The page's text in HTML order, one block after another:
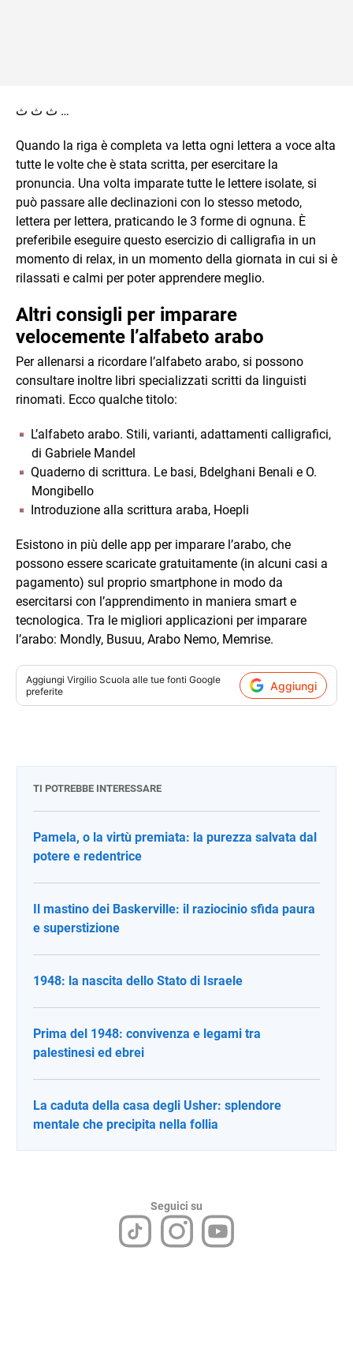
ث ث ث …
Quando la riga è completa va letta ogni lettera a voce alta
tutte le volte che è stata scritta, per esercitare la
pronuncia. Una volta imparate tutte le lettere isolate, si
può passare alle declinazioni con lo stesso metodo,
lettera per lettera, praticando le 3 forme di ognuna. È
preferibile eseguire questo esercizio di calligrafia in un
momento di relax, in un momento della giornata in cui si è
rilassati e calmi per poter apprendere meglio.
Altri consigli per imparare
velocemente l’alfabeto arabo
Per allenarsi a ricordare l’alfabeto arabo, si possono
consultare inoltre libri specializzati scritti da linguisti
rinomati. Ecco qualche titolo:
L’alfabeto arabo. Stili, varianti, adattamenti calligrafici,
di Gabriele Mandel
Quaderno di scrittura. Le basi, Bdelghani Benali e O.
Mongibello
Introduzione alla scrittura araba, Hoepli
Esistono in più delle app per imparare l’arabo, che
possono essere scaricate gratuitamente (in alcuni casi a
pagamento) sul proprio smartphone in modo da
esercitarsi con l’apprendimento in maniera smart e
tecnologica. Tra le migliori applicazioni per imparare
l’arabo: Mondly, Busuu, Arabo Nemo, Memrise.
Aggiungi Virgilio Scuola alle tue fonti Google
preferite
Aggiungi
TI POTREBBE INTERESSARE
Pamela, o la virtù premiata: la purezza salvata dal
potere e redentrice
Il mastino dei Baskerville: il raziocinio sfida paura
e superstizione
1948: la nascita dello Stato di Israele
Prima del 1948: convivenza e legami tra
palestinesi ed ebrei
La caduta della casa degli Usher: splendore
mentale che precipita nella follia
Seguici su